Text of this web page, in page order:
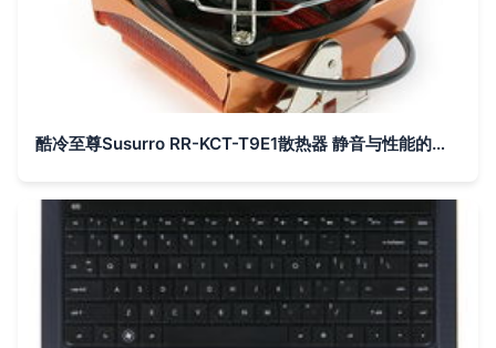
酷冷至尊Susurro RR-KCT-T9E1散热器 静音与性能的均衡之选